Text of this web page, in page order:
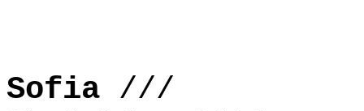
Sofia ///